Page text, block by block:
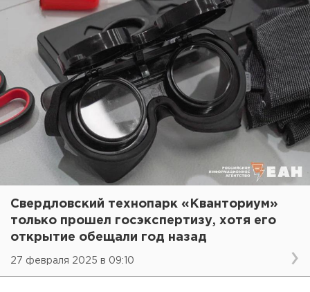
Свердловский технопарк «Кванториум»
только прошел госэкспертизу, хотя его
открытие обещали год назад
27 февраля 2025 в 09:10